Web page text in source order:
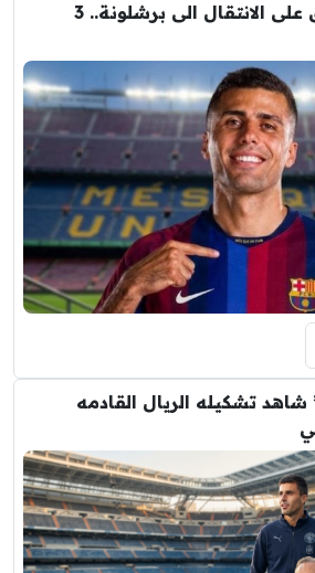
عاجل : رودري يوافق على الانتقال الى برشلونة.. 3
تشكيله الريال القادمه